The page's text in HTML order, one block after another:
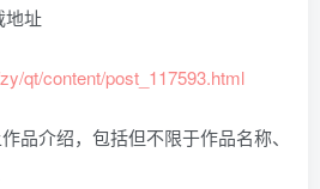
地址
qt/content/post_117593.html
品介绍，包括但不限于作品名称、